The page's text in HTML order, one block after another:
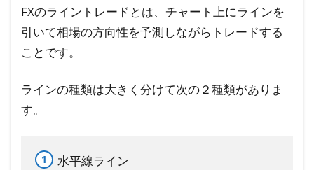
トレ
ンド
ンと
ラ
FXのライントレードとは、チャート上にラインを
引いて相場の方向性を予測しながらトレードする
ことです。
ラインの種類は大きく分けて次の２種類がありま
す。
水平線ライン